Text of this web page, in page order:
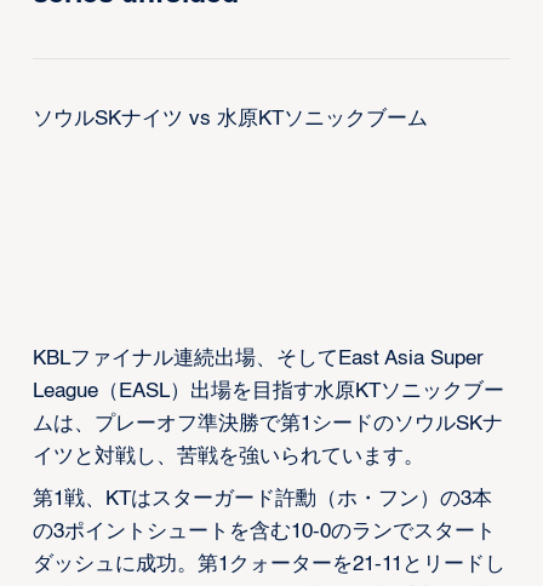
ソウルSKナイツ vs 水原KTソニックブーム
KBLファイナル連続出場、そしてEast Asia Super
League（EASL）出場を目指す水原KTソニックブー
ムは、プレーオフ準決勝で第1シードのソウルSKナ
イツと対戦し、苦戦を強いられています。
第1戦、KTはスターガード許勳（ホ・フン）の3本
の3ポイントシュートを含む10-0のランでスタート
ダッシュに成功。第1クォーターを21-11とリードし